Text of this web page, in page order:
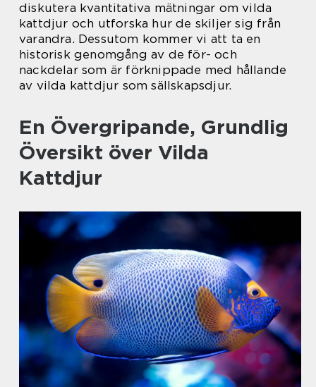
diskutera kvantitativa mätningar om vilda
kattdjur och utforska hur de skiljer sig från
varandra. Dessutom kommer vi att ta en
historisk genomgång av de för- och
nackdelar som är förknippade med hållande
av vilda kattdjur som sällskapsdjur.
En Övergripande, Grundlig
Översikt över Vilda
Kattdjur